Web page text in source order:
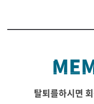
탈퇴를하시면